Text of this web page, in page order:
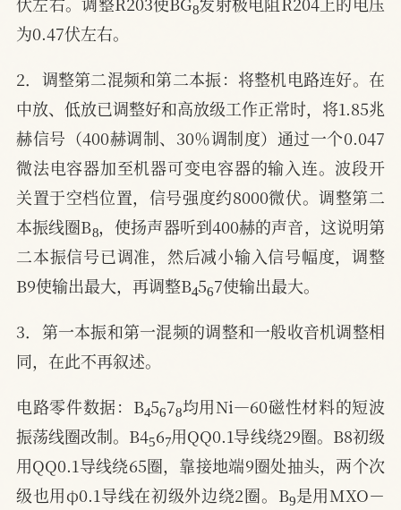
为0.47伏左右。
2．调整第二混频和第二本振：将整机电路连好。在
中放、低放已调整好和高放级工作正常时，将1.85兆
赫信号（400赫调制、30％调制度）通过一个0.047
微法电容器加至机器可变电容器的输入连。波段开
关置于空档位置，信号强度约8000微伏。调整第二
本振线圈B8，使扬声器听到400赫的声音，这说明第
二本振信号已调准，然后减小输入信号幅度，调整
B9使输出最大，再调整B4567使输出最大。
3．第一本振和第一混频的调整和一般收音机调整相
同，在此不再叙述。
电路零件数据：B 5 7 8
均用Ni—60磁性材料的短波
振荡线圈改制。B4567用QQ0.1导线绕29圈。B8初级
用QQ0.1导线绕65圈，靠接地端9圈处抽头，两个次
级也用φ0.1导线在初级外边绕2圈。B9是用MXO－